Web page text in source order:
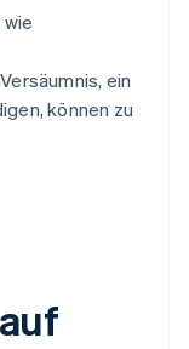
wie
ein
können zu